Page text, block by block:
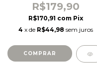
R$179,90
R$170,91 com Pix
4 x de R$44,98 sem juros
COMPRAR